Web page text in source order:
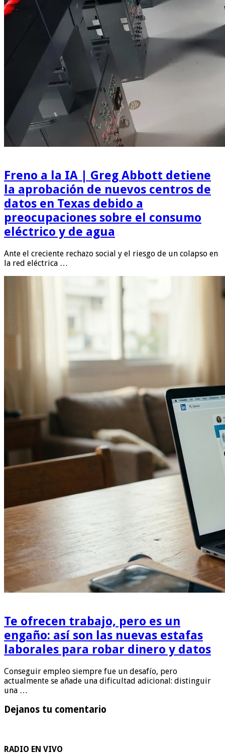
Freno a la IA | Greg Abbott detiene
la aprobación de nuevos centros de
datos en Texas debido a
preocupaciones sobre el consumo
eléctrico y de agua
Ante el creciente rechazo social y el riesgo de un colapso en
la red eléctrica …
Te ofrecen trabajo, pero es un
engaño: así son las nuevas estafas
laborales para robar dinero y datos
Conseguir empleo siempre fue un desafío, pero
actualmente se añade una dificultad adicional: distinguir
una …
Dejanos tu comentario
RADIO EN VIVO